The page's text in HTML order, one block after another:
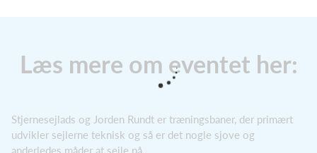
Læs mere om eventet her:
Stjernesejlads og Jorden Rundt er træningsbaner, der primært
udvikler sejlerne teknisk og så er det nogle sjove og
anderledes måder at sejle på.